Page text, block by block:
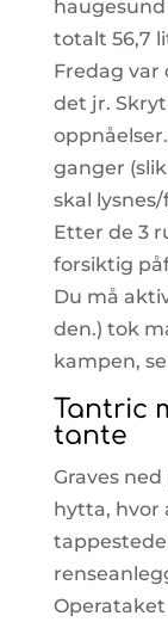
totalt 56,7
Fredag var
det jr.
ganger
skal
Etter de 3
forsiktig
Du må
den.) tok
kampen,
Tantric
tante
Graves
hytta, hvor
Operataket